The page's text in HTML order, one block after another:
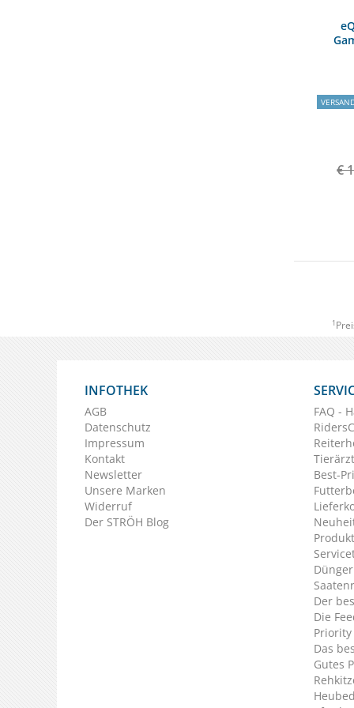
€
1
INFOTHEK
AGB
Datenschutz
Impressum
Kontakt
Newsletter
Unsere Marken
Widerruf
Der STRÖH Blog
FAQ -
Best-
Der
Die
Das
Gutes